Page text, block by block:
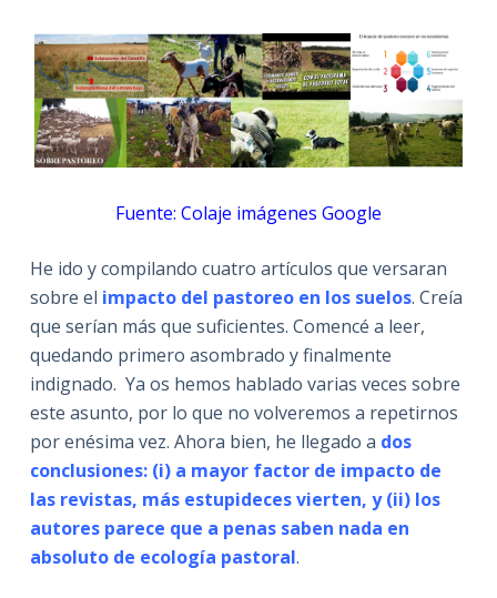
Fuente: Colaje imágenes Google
He ido y compilando cuatro artículos que versaran
sobre el impacto del pastoreoen los suelos. Creía
que serían más que suficientes. Comencé a leer,
quedando primero asombrado y finalmente
indignado. Ya os hemos hablado varias veces sobre
este asunto, por lo que no volveremos a repetirnos
por enésima vez. Ahora bien, he llegado a dos
conclusiones: (i) a mayor factor de impacto de
las revistas, más estupideces vierten, y (ii) los
autores parece que a penas saben nada en
absoluto de ecología pastoral.